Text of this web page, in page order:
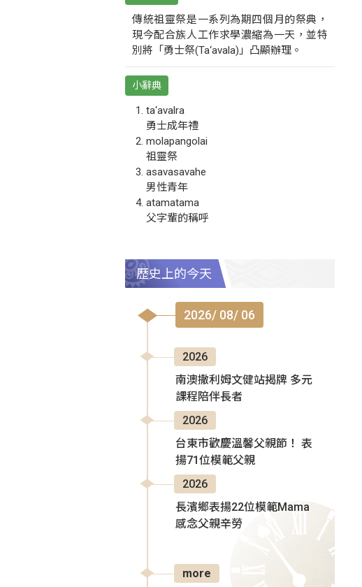
傳統祖靈祭是一系列為期四個月的祭典，
現今配合族人工作求學濃縮為一天，並特
別將「勇士祭(Ta‘avala)」凸顯辦理。
小辭典
ta‘avalra
勇士成年禮
molapangolai
祖靈祭
asavasavahe
男性青年
atamatama
父字輩的稱呼
歷史上的今天
2026/ 08/ 06
2026
南澳撒利姆文健站揭牌 多元
課程陪伴長者
2026
台東市歡慶溫馨父親節！ 表
揚71位模範父親
2026
長濱鄉表揚22位模範Mama
感念父親辛勞
more